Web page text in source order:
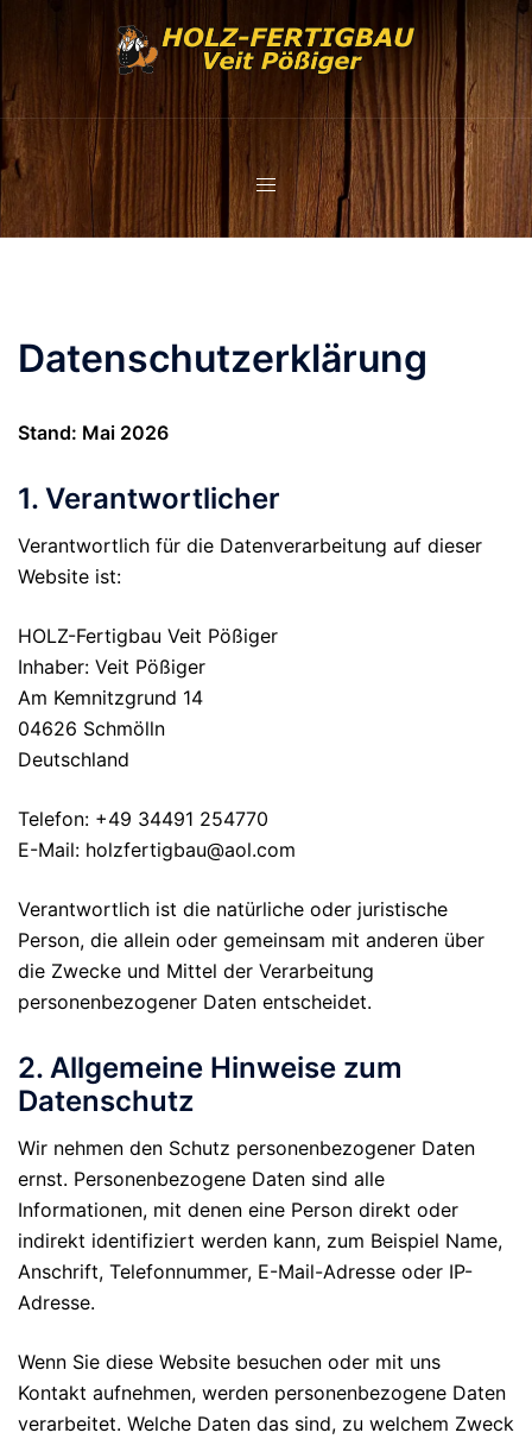
Datenschutzerklärung
Stand: Mai 2026
1. Verantwortlicher
Verantwortlich für die Datenverarbeitung auf dieser
Website ist:
HOLZ-Fertigbau Veit Pößiger
Inhaber: Veit Pößiger
Am Kemnitzgrund 14
04626 Schmölln
Deutschland
Telefon: +49 34491 254770
E-Mail: holzfertigbau@aol.com
Verantwortlich ist die natürliche oder juristische
Person, die allein oder gemeinsam mit anderen über
die Zwecke und Mittel der Verarbeitung
personenbezogener Daten entscheidet.
2. Allgemeine Hinweise zum
Datenschutz
Wir nehmen den Schutz personenbezogener Daten
ernst. Personenbezogene Daten sind alle
Informationen, mit denen eine Person direkt oder
indirekt identifiziert werden kann, zum Beispiel Name,
Anschrift, Telefonnummer, E-Mail-Adresse oder IP-
Adresse.
Wenn Sie diese Website besuchen oder mit uns
Kontakt aufnehmen, werden personenbezogene Daten
verarbeitet. Welche Daten das sind, zu welchem Zweck